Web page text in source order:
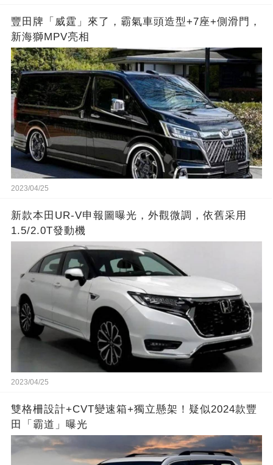
豐田牌「威霆」來了，霸氣車頭造型+7座+側滑門，
新海獅MPV亮相
2023/04/25
新款本田UR-V申報圖曝光，外觀微調，依舊采用
1.5/2.0T發動機
2023/04/25
雙格柵設計+CVT變速箱+獨立懸架！疑似2024款豐
田「霸道」曝光